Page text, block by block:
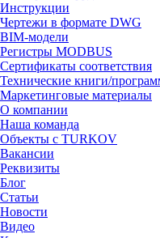
Инструкции
Чертежи в формате DWG
BIM-модели
Регистры MODBUS
Сертификаты соответствия
Технические книги/
Маркетинговые материалы
О компании
Наша команда
Объекты с TURKOV
Вакансии
Реквизиты
Блог
Статьи
Новости
Видео